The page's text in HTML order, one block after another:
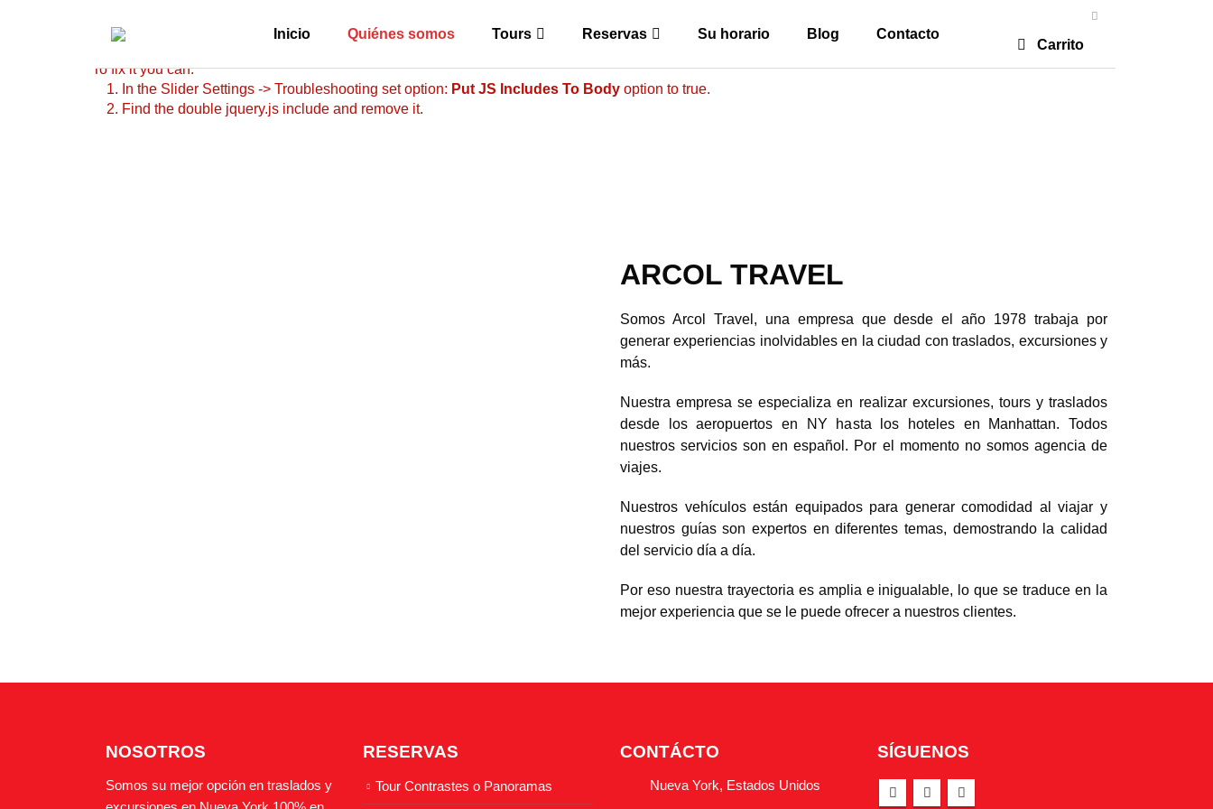
Inicio Quiénes somos Tours Reservas Su horario Blog Contacto
Carrito
This includes make eliminates the revolution slider libraries, and make it not work.
To fix it you can:
1. In the Slider Settings -> Troubleshooting set option: Put JS Includes To Body option to true.
2. Find the double jquery.js include and remove it.
ARCOL TRAVEL
Somos Arcol Travel, una empresa que desde el año 1978 trabaja por
generar experiencias inolvidables en la ciudad con traslados, excursiones y
más.
Nuestra empresa se especializa en realizar excursiones, tours y traslados
desde los aeropuertos en NY hasta los hoteles en Manhattan. Todos
nuestros servicios son en español. Por el momento no somos agencia de
viajes.
Nuestros vehículos están equipados para generar comodidad al viajar y
nuestros guías son expertos en diferentes temas, demostrando la calidad
del servicio día a día.
Por eso nuestra trayectoria es amplia e inigualable, lo que se traduce en la
mejor experiencia que se le puede ofrecer a nuestros clientes.
NOSOTROS
Somos su mejor opción en traslados y
RESERVAS
Tour Contrastes o Panoramas
CONTÁCTO
Nueva York, Estados Unidos
SÍGUENOS